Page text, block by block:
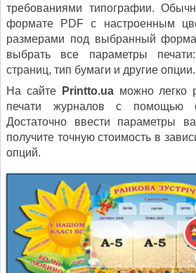
требованиями типографии.
формате PDF с настроенным
размерами под выбранный
выбрать все параметры
страниц, тип бумаги и другие опции.
На сайте
Printto.uaможно легко
печати журналов с помощью
Достаточно ввести параметры
получите точную стоимость в
опций.